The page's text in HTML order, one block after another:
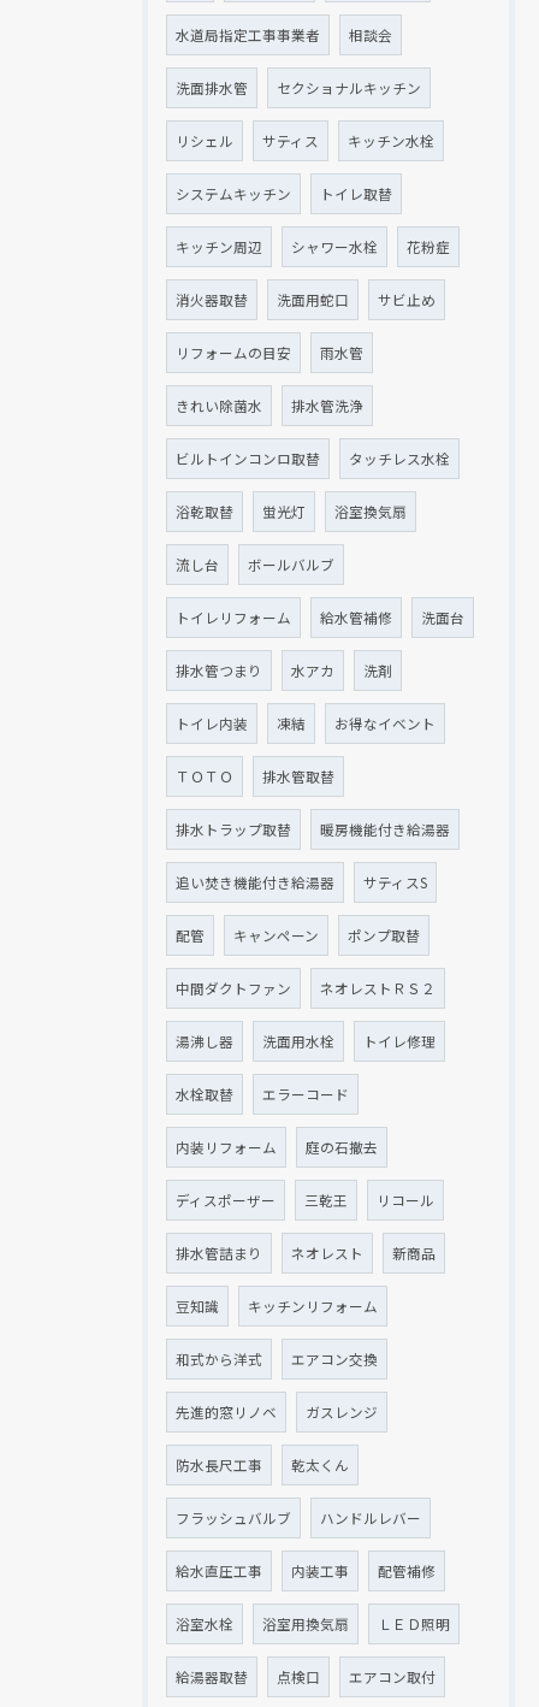
水道局指定工事事業者 相談会
洗面排水管 セクショナルキッチン
リシェル サティス キッチン水栓
システムキッチン トイレ取替
キッチン周辺 シャワー水栓 花粉症
消火器取替 洗面用蛇口 サビ止め
リフォームの目安 雨水管
きれい除菌水 排水管洗浄
ビルトインコンロ取替 タッチレス水栓
浴乾取替 蛍光灯 浴室換気扇
流し台 ボールバルブ
トイレリフォーム 給水管補修 洗面台
排水管つまり 水アカ 洗剤
トイレ内装 凍結 お得なイベント
ＴＯＴＯ 排水管取替
排水トラップ取替 暖房機能付き給湯器
追い焚き機能付き給湯器 サティスS
配管 キャンペーン ポンプ取替
中間ダクトファン ネオレストＲＳ２
湯沸し器 洗面用水栓 トイレ修理
水栓取替 エラーコード
内装リフォーム 庭の石撤去
ディスポーザー 三乾王 リコール
排水管詰まり ネオレスト 新商品
豆知識 キッチンリフォーム
和式から洋式 エアコン交換
先進的窓リノベ ガスレンジ
防水長尺工事 乾太くん
フラッシュバルブ ハンドルレバー
給水直圧工事 内装工事 配管補修
浴室水栓 浴室用換気扇 ＬＥＤ照明
給湯器取替 点検口 エアコン取付